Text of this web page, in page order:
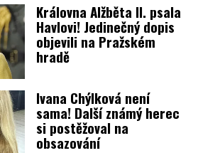
Královna Alžběta II. psala
Havlovi! Jedinečný dopis
objevili na Pražském
hradě
Ivana Chýlková není
sama! Další známý herec
si postěžoval na
obsazování